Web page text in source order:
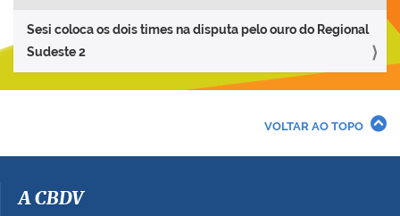
Sesi coloca os dois times na disputa pelo ouro do Regional
Sudeste 2
VOLTAR AO TOPO
A CBDV